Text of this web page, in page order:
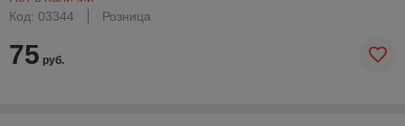
Код: 03344
Розница
75 руб.